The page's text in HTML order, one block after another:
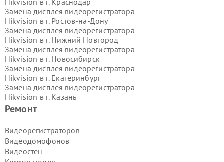
Ремонт
Видеорегистраторов
Видеодомофонов
Видеостен
Hikvision в г. Краснодар
Замена дисплея видеорегистратора
Hikvision в г. Ростов-на-Дону
Замена дисплея видеорегистратора
Hikvision в г. Нижний Новгород
Замена дисплея видеорегистратора
Hikvision в г. Новосибирск
Замена дисплея видеорегистратора
Hikvision в г. Екатеринбург
Замена дисплея видеорегистратора
Hikvision в г. Казань
Замена дисплея видеорегистратора
Замена дисплея видеорегистратора
Hikvision в г.Волгоград
Замена дисплея видеорегистратора
Hikvision в г.